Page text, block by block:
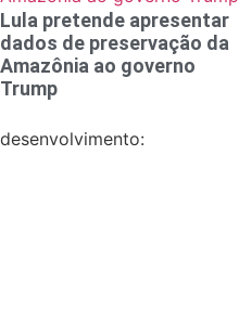
Lula pretende apresentar
dados de preservação da
Amazônia ao governo
Trump
desenvolvimento: